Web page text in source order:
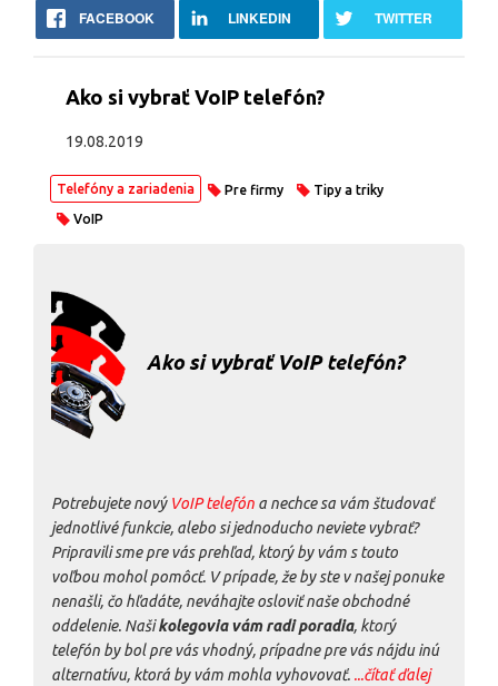
FACEBOOK LINKEDIN TWITTER
Ako si vybrať VoIP telefón?
19.08.2019
Telefóny a zariadenia Pre firmy
Tipy a triky
VoIP
Potrebujete nový VoIP telefóna nechce sa vám študovať
jednotlivé funkcie, alebo si jednoducho neviete vybrať?
Pripravili sme pre vás prehľad, ktorý by vám s touto
voľbou mohol pomôcť. V prípade, že by ste v našej ponuke
nenašli, čo hľadáte, neváhajte osloviť naše obchodné
oddelenie. Našikolegovia vám radi poradia, ktorý
telefón by bol pre vás vhodný, prípadne pre vás nájdu inú
alternatívu, ktorá by vám mohla vyhovovať. ...čítať ďalej